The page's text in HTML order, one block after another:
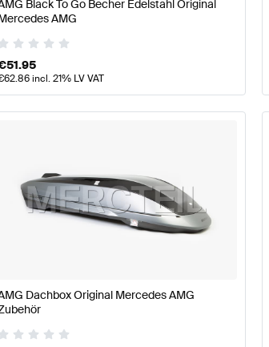
Black To Go Becher Edelstahl Original
AMG
51.95
62.86incl. 21% LV VAT
Dachbox Original Mercedes AMG